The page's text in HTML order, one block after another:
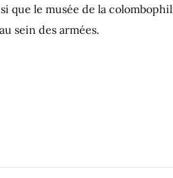
que le musée de la
sein des armées.